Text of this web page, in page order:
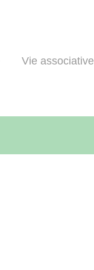
Vie associative